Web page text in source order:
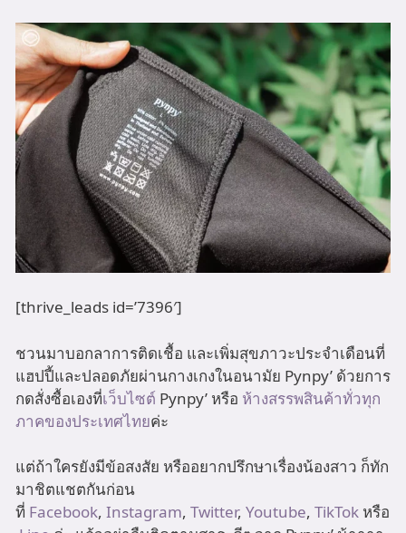
[thrive_leads id=’7396′]
ชวนมาบอกลาการติดเชื้อ และเพิ่มสุขภาวะประจำเดือนที่
แฮปปี้และปลอดภัยผ่านกางเกงในอนามัย Pynpy’ ด้วยการ
กดสั่งซื้อเองที่เว็บไซต์ Pynpy’ หรือ ห้างสรรพสินค้าทั่วทุก
ภาคของประเทศไทยค่ะ
แต่ถ้าใครยังมีข้อสงสัย หรืออยากปรึกษาเรื่องน้องสาว ก็ทัก
มาชิตแชตกันก่อน
ที่ Facebook, Instagram, Twitter, Youtube, TikTok หรือ